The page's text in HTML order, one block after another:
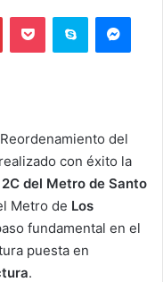
PinterestPocket Skype
del
con éxito la
del Metro de Santo
Metro de Los
fundamental en el
puesta en
.